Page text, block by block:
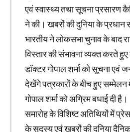
एवं स्वास्थ्य तथा सूचना प्रसारण
ने की। खबरों की दुनिया के प्रधान
भारतीय ने लोकसभा चुनाव के बाद
विस्तार की संभावना व्यक्त करते
डॉक्टर गोपाल शर्मा को सूचना एवं
देखेंगे पत्रकारों के बीच हुए सम्मेलन
गोपाल शर्मा को अग्रिम बधाई दी है।
समारोह के विशिष्ट अतिथियों में
के सदस्य एवं खबरों की दुनिया